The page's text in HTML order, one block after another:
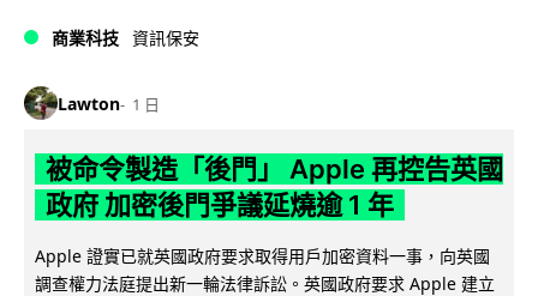
商業科技 資訊保安
Lawton 1 日
被命令製造「後門」 Apple 再控告英國
政府 加密後門爭議延燒逾 1 年
Apple 證實已就英國政府要求取得用戶加密資料一事，向英國
調查權力法庭提出新一輪法律訴訟。英國政府要求 Apple 建立